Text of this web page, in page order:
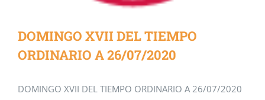
DOMINGO XVII DEL TIEMPO
ORDINARIO A 26/07/2020
DOMINGO XVII DEL TIEMPO ORDINARIO A 26/07/2020